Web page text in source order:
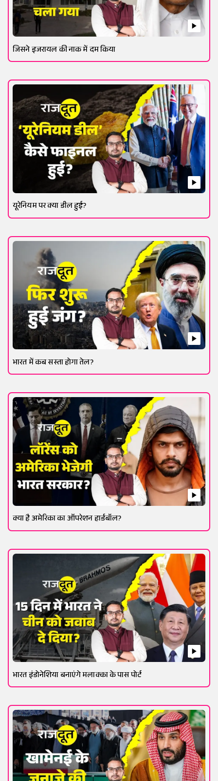
जिसने इजरायल की नाक में दम किया
यूरेनियम पर क्या डील हुई?
भारत में कब सस्ता होगा तेल?
क्या है अमेरिका का ऑपरेशन हार्डबॉल?
भारत इंडोनेशिया बनाएंगे मलाक्का के पास पोर्ट